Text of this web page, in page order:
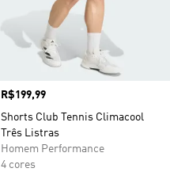
Preço
R$199,99
Shorts Club Tennis Climacool
Três Listras
Homem Performance
4 cores